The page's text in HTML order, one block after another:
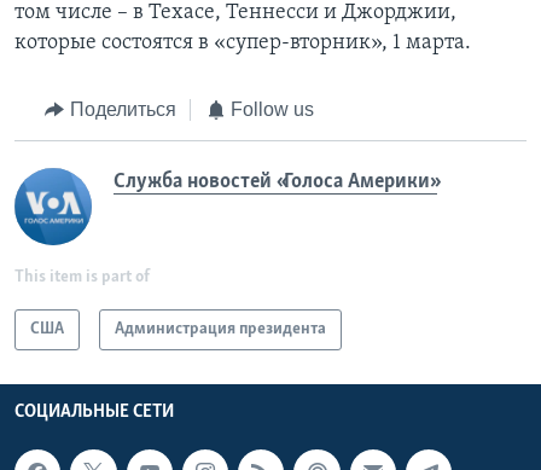
том числе – в Техасе, Теннесси и Джорджии,
которые состоятся в «супер-вторник», 1 марта.
Поделиться Follow us
Служба новостей «Голоса Америки»
This item is part of
США Администрация президента
СОЦИАЛЬНЫЕ СЕТИ